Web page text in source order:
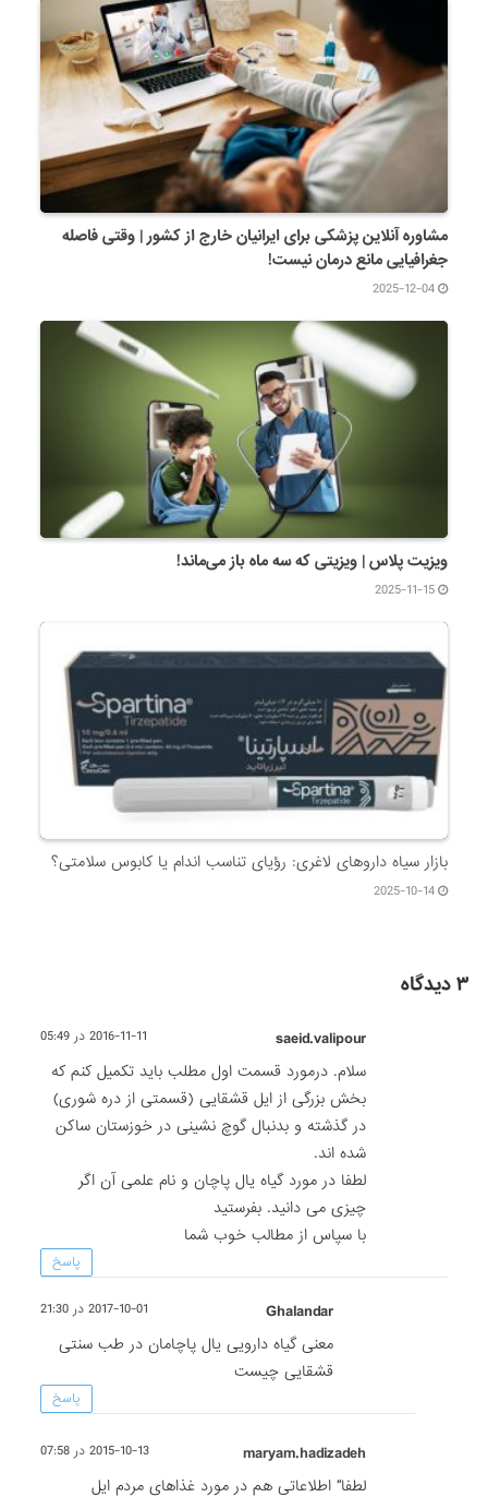
مشاوره آنلاین پزشکی برای ایرانیان خارج از کشور | وقتی فاصله
جغرافیایی مانع درمان نیست!
2025-12-04
ویزیت پلاس | ویزیتی که سه ماه باز می‌ماند!
2025-11-15
بازار سیاه داروهای لاغری: رؤیای تناسب اندام یا کابوس سلامتی؟
2025-10-14
۳ دیدگاه
saeid.valipour 2016-11-11 در 05:49
سلام. درمورد قسمت اول مطلب باید تکمیل کنم که
بخش بزرگی از ایل قشقایی (قسمتی از دره شوری)
در گذشته و بدنبال گوچ نشینی در خوزستان ساکن
شده اند.
لطفا در مورد گیاه یال پاچان و نام علمی آن اگر
چیزی می دانید. بفرستید
با سپاس از مطالب خوب شما
پاسخ
Ghalandar 2017-10-01 در 21:30
معنی گیاه دارویی یال پاچامان در طب سنتی
قشقایی چیست
پاسخ
maryam.hadizadeh 2015-10-13 در 07:58
لطفا” اطلاعاتی هم در مورد غذاهای مردم ایل